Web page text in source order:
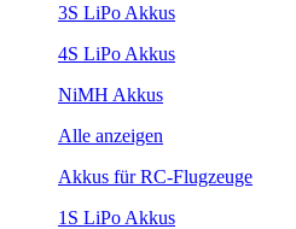
3S LiPo Akkus
4S LiPo Akkus
NiMH Akkus
Alle anzeigen
Akkus für RC-Flugzeuge
1S LiPo Akkus